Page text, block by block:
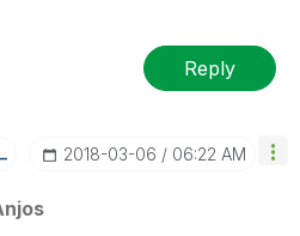
Reply
‎2018-03-06 06:22 AM